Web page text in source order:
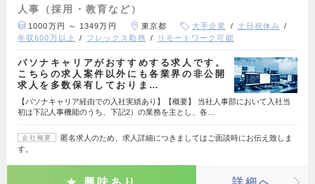
人事（採用・教育など）
1000万円 ～ 1349万円 東京都 大手企業
土日祝休み
年収600万以上
フレックス勤務 リモートワーク可能
パソナキャリアがおすすめする求人です。
こちらの求人案件以外にも各業界の非公開
求人を多数保有しておりま…
【パソナキャリア経由での入社実績あり】【概要】 当社人事部において入社当
初は下記人事機能のうち、下記2）の業務を主とし、各…
会社概要
匿名求人のため、求人詳細につきましてはご面談時にお伝え致しま
す。